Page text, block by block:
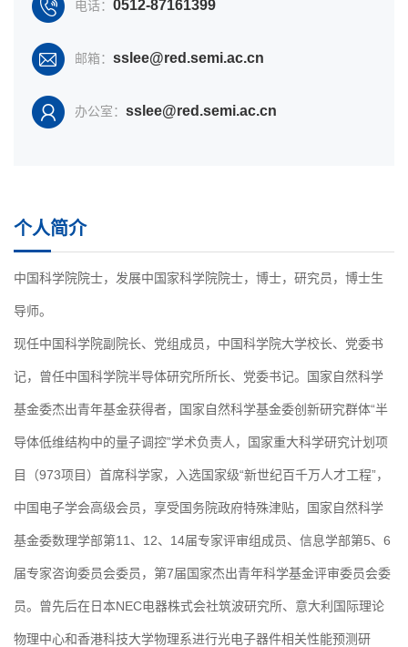
电话： 0512-87161399
邮箱： sslee@red.semi.ac.cn
办公室： sslee@red.semi.ac.cn
个人简介
中国科学院院士，发展中国家科学院院士，博士，研究员，博士生
导师。
现任中国科学院副院长、党组成员，中国科学院大学校长、党委书
记，曾任中国科学院半导体研究所所长、党委书记。国家自然科学
基金委杰出青年基金获得者，国家自然科学基金委创新研究群体“半
导体低维结构中的量子调控”学术负责人，国家重大科学研究计划项
目（973项目）首席科学家，入选国家级“新世纪百千万人才工程”，
中国电子学会高级会员，享受国务院政府特殊津贴，国家自然科学
基金委数理学部第11、12、14届专家评审组成员、信息学部第5、6
届专家咨询委员会委员，第7届国家杰出青年科学基金评审委员会委
员。曾先后在日本NEC电器株式会社筑波研究所、意大利国际理论
物理中心和香港科技大学物理系进行光电子器件相关性能预测研